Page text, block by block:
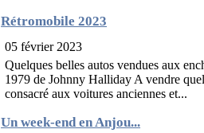
Rétromobile 2023
05 février 2023
Quelques belles autos vendues aux
1979 de Johnny Halliday A vendre
consacré aux voitures anciennes et...
Un week-end en Anjou...